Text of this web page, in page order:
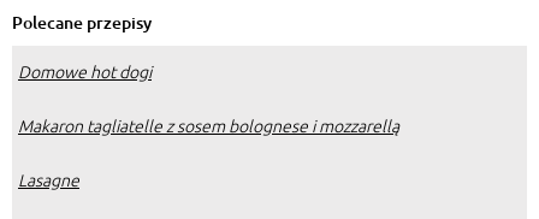
Polecane przepisy
Domowe hot dogi
Makaron tagliatelle z sosem bolognese i mozzarellą
Lasagne